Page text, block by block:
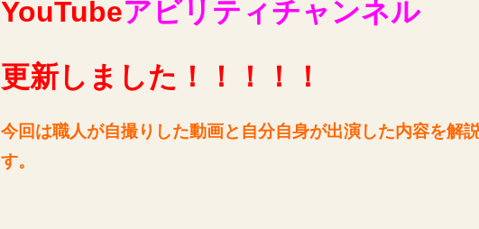
YouTubeアビリティチャンネル
更新しました ！！！！！
今回は職人が自撮りした動画と自分自身が出演した内容を解
す。